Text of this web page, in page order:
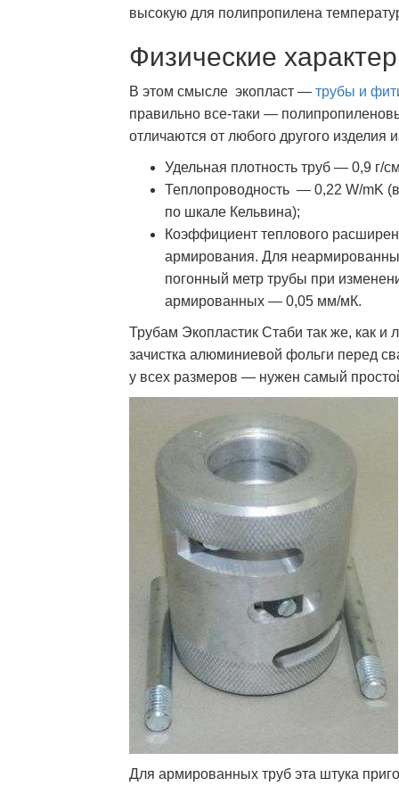
высокую для полипропилена
Физические
В этом смысле экопласт — трубы и
правильно все-таки —
отличаются от любого другого изделия
Удельная плотность труб — 0,9 г/
Теплопроводность — 0,22 W/mK
по шкале Кельвина);
Коэффициент теплового
армирования. Для
погонный метр трубы при
армированных — 0,05 мм/мК.
Трубам Экопластик Стаби так же, как
зачистка алюминиевой фольги перед
у всех размеров — нужен самый
Для армированных труб эта штука